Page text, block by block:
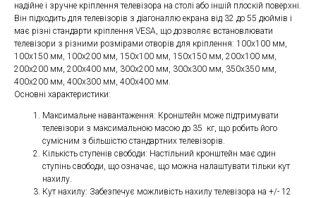
надійне і зручне кріплення телевізора на столі або іншій плоскій поверхні.
Він підходить для телевізорів з діагоналлю екрана від 32 до 55 дюймів і
має різні стандарти кріплення VESA, що дозволяє встановлювати
телевізори з різними розмірами отворів для кріплення: 100x100 мм,
100x150 мм, 100x200 мм, 150x100 мм, 150x150 мм, 200x100 мм,
200x200 мм, 200x400 мм, 300x200 мм, 300x300 мм, 350x350 мм,
400x200 мм, 400x300 мм, 400x400 мм.
Основні характеристики:
Максимальне навантаження: Кронштейн може підтримувати
телевізори з максимальною масою до 35 кг, що робить його
сумісним з більшістю стандартних телевізорів.
Кількість ступенів свободи: Настільний кронштейн має один
ступінь свободи, що означає, що можна налаштувати тільки кут
нахилу.
Кут нахилу: Забезпечує можливість нахилу телевізора на +/- 12